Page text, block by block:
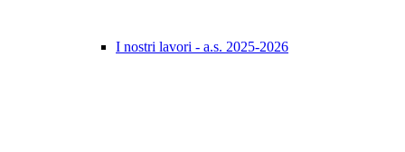
I nostri lavori - a.s. 2025-2026